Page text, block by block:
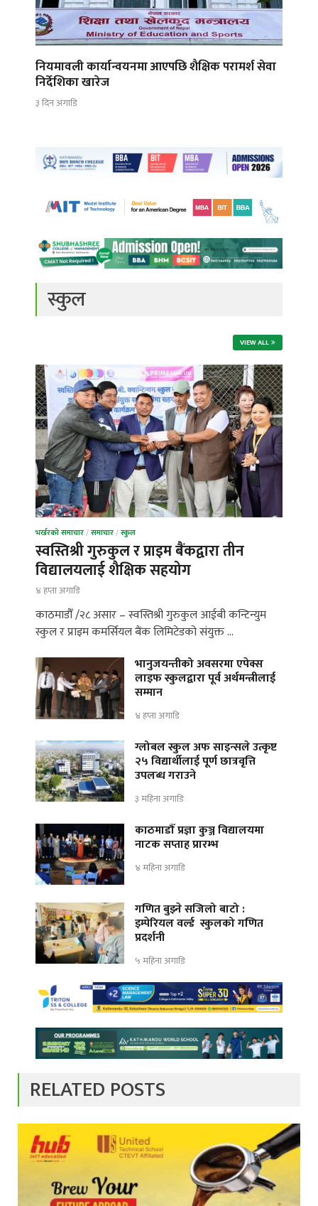
नियमावली कार्यान्वयनमा आएपछि शैक्षिक परामर्श सेवा
निर्देशिका खारेज
३ दिन अगाडि
स्कुल
VIEW ALL
भर्खरको समाचार/समाचार/स्कुल
स्वस्तिश्री गुरुकुल र प्राइम बैंकद्वारा तीन
विद्यालयलाई शैक्षिक सहयोग
४ हप्ता अगाडि
काठमाडौँ /२८ असार – स्वस्तिश्री गुरुकुल आईबी कन्टिन्युम
स्कुल र प्राइम कमर्सियल बैंक लिमिटेडको संयुक्त …
भानुजयन्तीको अवसरमा एपेक्स
लाइफ स्कुलद्वारा पूर्व अर्थमन्त्रीलाई
सम्मान
४ हप्ता अगाडि
ग्लोबल स्कुल अफ साइन्सले उत्कृष्ट
२५ विद्यार्थीलाई पूर्ण छात्रवृत्ति
उपलब्ध गराउने
३ महिना अगाडि
काठमाडौँ प्रज्ञा कुञ्ज विद्यालयमा
नाटक सप्ताह प्रारम्भ
४ महिना अगाडि
गणित बुझ्ने सजिलो बाटो :
इम्पेरियल वर्ल्ड स्कुलको गणित
प्रदर्शनी
५ महिना अगाडि
RELATED POSTS